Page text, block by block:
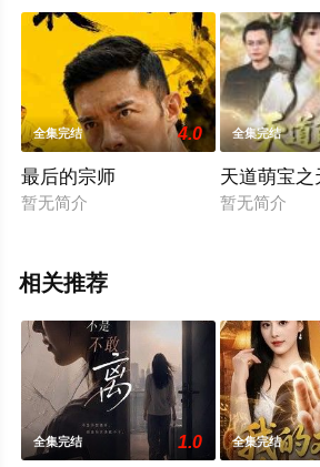
全集完结 4.0
最后的宗师
暂无简介
全集完结
天道萌宝之
暂无简介
相关推荐
全集完结 1.0 全集完结